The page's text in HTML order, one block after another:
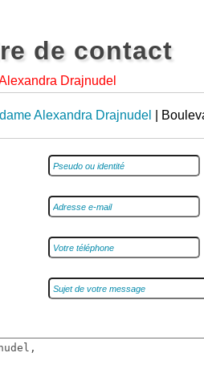
de contact
Drajnudel
Alexandra Drajnudel |